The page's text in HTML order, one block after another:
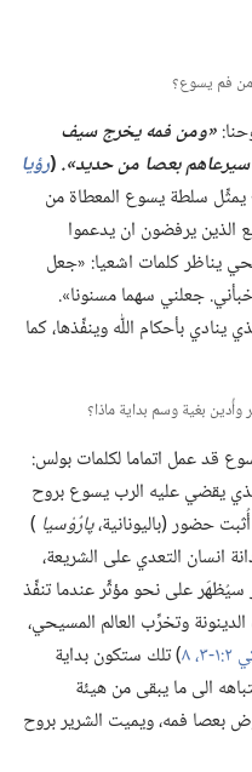
‏«ومن فمه يخرج سيف
بعصا من حديد».‏‏(‏رؤيا
يمثِّل سلطة يسوع المعطاة من
الذين يرفضون ان يدعموا
يناظر كلمات اشعيا:‏ «جعل
جعلني سهما مسنونا».‏
ينادي بأحكام اللّٰه وينفِّذها،‏ كما
قد عمل اتماما لكلمات بولس:‏
يقضي عليه الرب يسوع بروح
حضور (‏باليونانية،‏پارُوْسيا ‏)‏
وادانة انسان التعدي على الشريعة،‏
على نحو مؤثِّر عندما تنفِّذ
وتخرِّب العالم المسيحي،‏
‏)‏ تلك ستكون بداية
الى ما يبقى من هيئة
بعصا فمه،‏ ويميت الشرير بروح